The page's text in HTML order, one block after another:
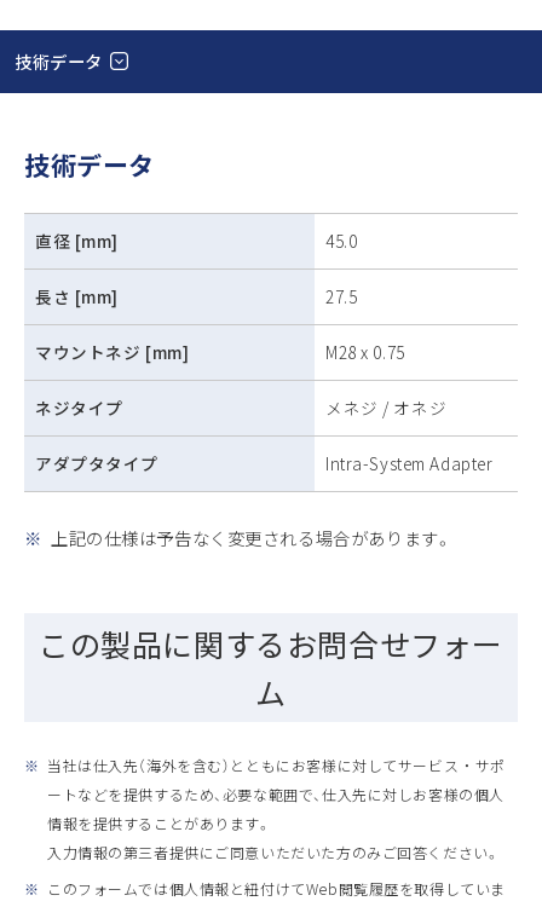
技術データ
技術データ
直径 [mm] 45.0
長さ [mm] 27.5
マウントネジ [mm] M28 x 0.75
ネジタイプ メネジ / オネジ
アダプタタイプ Intra-System Adapter
※ 上記の仕様は予告なく変更される場合があります。
この製品に関するお問合せフォー
ム
※ 当社は仕入先（海外を含む）とともにお客様に対してサービス ・ サポ
ートなどを提供するため、必要な範囲で、仕入先に対しお客様の個人
情報を提供することがあります。
入力情報の第三者提供にご同意いただいた方のみご回答ください。
※ このフォームでは個人情報と紐付けてWeb閲覧履歴を取得していま